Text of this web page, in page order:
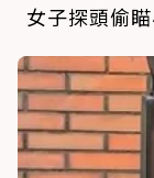
女子探頭偷